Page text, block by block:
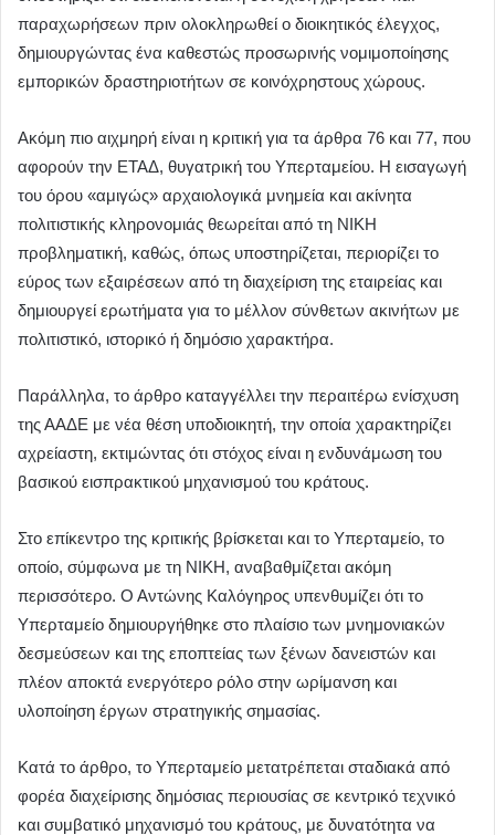
παραχωρήσεων πριν ολοκληρωθεί ο διοικητικός έλεγχος,
δημιουργώντας ένα καθεστώς προσωρινής νομιμοποίησης
εμπορικών δραστηριοτήτων σε κοινόχρηστους χώρους.
Ακόμη πιο αιχμηρή είναι η κριτική για τα άρθρα 76 και 77, που
αφορούν την ΕΤΑΔ, θυγατρική του Υπερταμείου. Η εισαγωγή
του όρου «αμιγώς» αρχαιολογικά μνημεία και ακίνητα
πολιτιστικής κληρονομιάς θεωρείται από τη ΝΙΚΗ
προβληματική, καθώς, όπως υποστηρίζεται, περιορίζει το
εύρος των εξαιρέσεων από τη διαχείριση της εταιρείας και
δημιουργεί ερωτήματα για το μέλλον σύνθετων ακινήτων με
πολιτιστικό, ιστορικό ή δημόσιο χαρακτήρα.
Παράλληλα, το άρθρο καταγγέλλει την περαιτέρω ενίσχυση
της ΑΑΔΕ με νέα θέση υποδιοικητή, την οποία χαρακτηρίζει
αχρείαστη, εκτιμώντας ότι στόχος είναι η ενδυνάμωση του
βασικού εισπρακτικού μηχανισμού του κράτους.
Στο επίκεντρο της κριτικής βρίσκεται και το Υπερταμείο, το
οποίο, σύμφωνα με τη ΝΙΚΗ, αναβαθμίζεται ακόμη
περισσότερο. Ο Αντώνης Καλόγηρος υπενθυμίζει ότι το
Υπερταμείο δημιουργήθηκε στο πλαίσιο των μνημονιακών
δεσμεύσεων και της εποπτείας των ξένων δανειστών και
πλέον αποκτά ενεργότερο ρόλο στην ωρίμανση και
υλοποίηση έργων στρατηγικής σημασίας.
Κατά το άρθρο, το Υπερταμείο μετατρέπεται σταδιακά από
φορέα διαχείρισης δημόσιας περιουσίας σε κεντρικό τεχνικό
και συμβατικό μηχανισμό του κράτους, με δυνατότητα να